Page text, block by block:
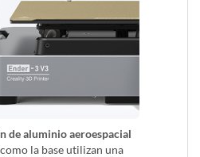
de aluminio aeroespacial
la base utilizan una